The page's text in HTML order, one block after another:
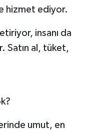
hizmet ediyor.
insanı da
Satın al, tüket,
umut, en